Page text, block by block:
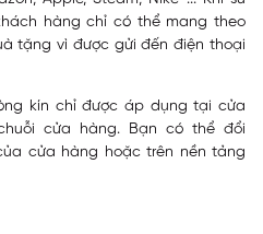
hàng chỉ có thể mang theo
tặng vì được gửi đến điện thoại
kín chỉ được áp dụng tại cửa
cửa hàng. Bạn có thể đổi
cửa hàng hoặc trên nền tảng